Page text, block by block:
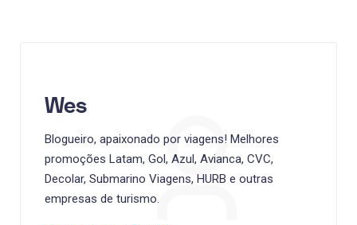
Wes
Blogueiro, apaixonado por viagens! Melhores
promoções Latam, Gol, Azul, Avianca, CVC,
Decolar, Submarino Viagens, HURB e outras
empresas de turismo.